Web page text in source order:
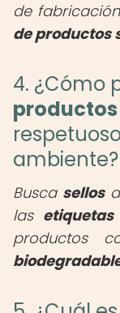
de fabricación
de productos
4. ¿Cómo
ambiente?
Busca sellos
las etiquetas
productos